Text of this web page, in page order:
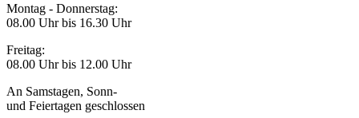
Montag - Donnerstag:
08.00 Uhr bis 16.30 Uhr
Freitag:
08.00 Uhr bis 12.00 Uhr
An Samstagen, Sonn-
und Feiertagen geschlossen